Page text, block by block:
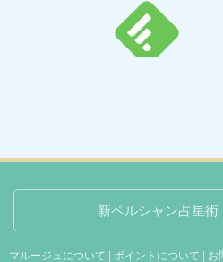
新ペルシャン占星術
マルージュについて ポイントについて お